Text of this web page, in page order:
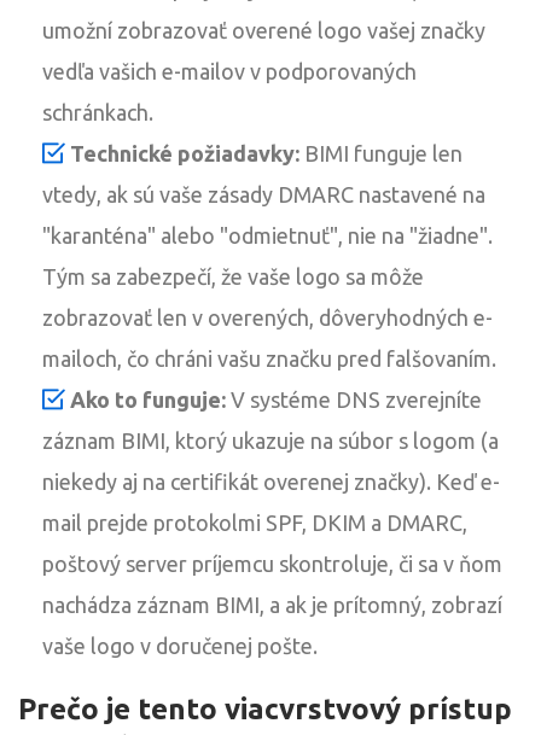
umožní zobrazovať overené logo vašej značky
vedľa vašich e-mailov v podporovaných
schránkach.
Technické požiadavky: BIMI funguje len
vtedy, ak sú vaše zásady DMARC nastavené na
"karanténa" alebo "odmietnuť", nie na "žiadne".
Tým sa zabezpečí, že vaše logo sa môže
zobrazovať len v overených, dôveryhodných e-
mailoch, čo chráni vašu značku pred falšovaním.
Ako to funguje: V systéme DNS zverejníte
záznam BIMI, ktorý ukazuje na súbor s logom (a
niekedy aj na certifikát overenej značky). Keď e-
mail prejde protokolmi SPF, DKIM a DMARC,
poštový server príjemcu skontroluje, či sa v ňom
nachádza záznam BIMI, a ak je prítomný, zobrazí
vaše logo v doručenej pošte.
Prečo je tento viacvrstvový prístup